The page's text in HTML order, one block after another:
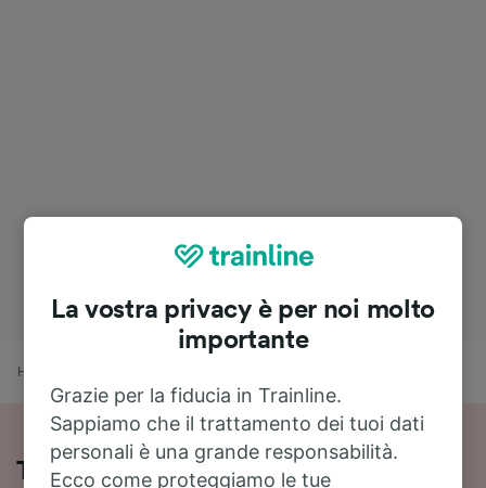
Home
Treni Zurigo - Bellinzona: orari, prezzi
La vostra privacy è per noi molto
importante
Grazie per la fiducia in Trainline.
Sappiamo che il trattamento dei tuoi dati
personali è una grande responsabilità.
Ecco come proteggiamo le tue